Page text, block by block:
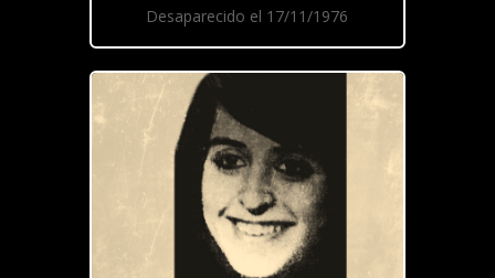
Desaparecido el 17/11/1976